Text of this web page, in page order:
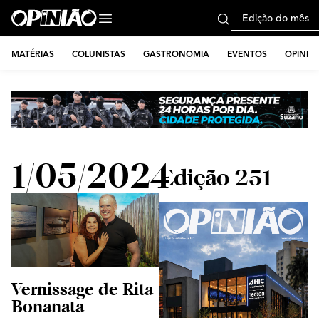
Edição do mês
MATÉRIAS COLUNISTAS GASTRONOMIA EVENTOS
1/05/2024
Vernissage de Rita
Bonanata
Edição 251